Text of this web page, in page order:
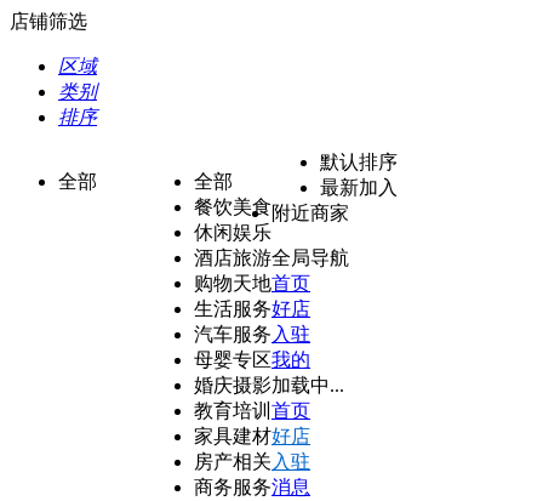
店铺筛选
区域
类别
排序
全部
全部
餐饮美食
休闲娱乐
酒店旅游
购物天地
生活服务
汽车服务
母婴专区
婚庆摄影
教育培训
家具建材
房产相关
商务服务
默认排序
最新加入
附近商家
全局导航
首页
好店
入驻
我的
加载中...
首页
好店
入驻
消息